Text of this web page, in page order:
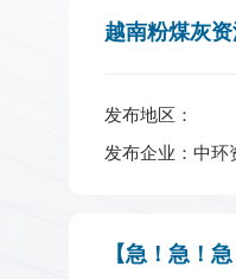
越南粉煤灰
发布地区：
发布企业：中环